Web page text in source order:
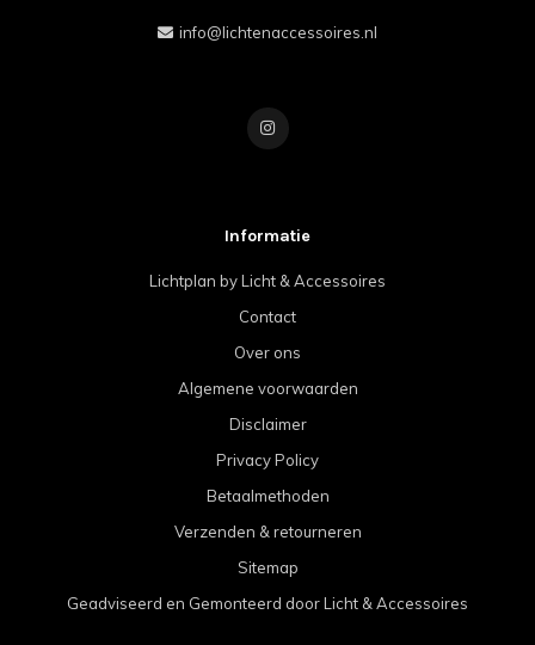
info@lichtenaccessoires.nl
Informatie
Lichtplan by Licht & Accessoires
Contact
Over ons
Algemene voorwaarden
Disclaimer
Privacy Policy
Betaalmethoden
Verzenden & retourneren
Sitemap
Geadviseerd en Gemonteerd door Licht & Accessoires